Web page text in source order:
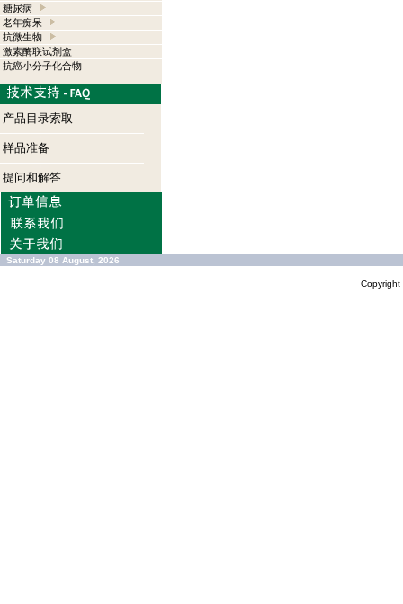
糖尿病
老年痴呆
抗微生物
激素酶联试剂盒
抗癌小分子化合物
产品目录索取
样品准备
提问和解答
Saturday 08 August, 2026